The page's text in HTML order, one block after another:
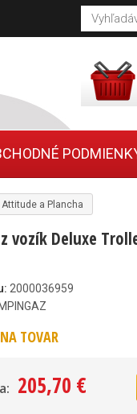
a Plancha
vozík Deluxe
2000036959
TOVAR
205,70 €